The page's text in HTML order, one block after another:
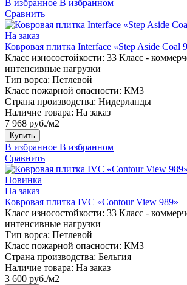
В избранное В избранном
Сравнить
На заказ
Ковровая плитка Interface «Step Aside Coal
Класс износостойкости: 33 Класс -
интенсивные нагрузки
Тип ворса: Петлевой
Класс пожарной опасности: КМ3
Страна производства: Нидерланды
Наличие товара: На заказ
7 968 руб./м2
Купить
В избранное В избранном
Сравнить
Новинка
На заказ
Ковровая плитка IVC «Contour View 989»
Класс износостойкости: 33 Класс -
интенсивные нагрузки
Тип ворса: Петлевой
Класс пожарной опасности: КМ3
Страна производства: Бельгия
Наличие товара: На заказ
3 600 руб./м2